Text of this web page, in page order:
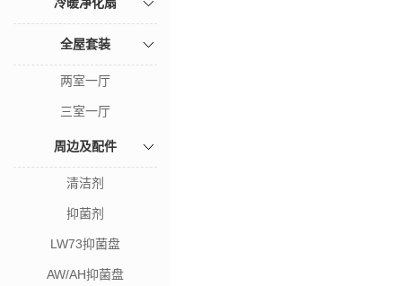
全屋套装
两室一厅
三室一厅
周边及配件
清洁剂
抑菌剂
LW73抑菌盘
AW/AH抑菌盘